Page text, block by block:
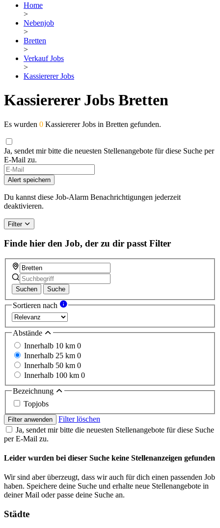
Home
>
Nebenjob
>
Bretten
>
Verkauf Jobs
>
Kassiererer Jobs
Kassiererer Jobs Bretten
Es wurden 0 Kassiererer Jobs in Bretten gefunden.
Ja, sendet mir bitte die neuesten Stellenangebote für diese Suche per
E-Mail zu.
Alert speichern
Du kannst diese Job-Alarm Benachrichtigungen jederzeit
deaktivieren.
Filter
Finde hier den Job, der zu dir passt Filter
Suchen Suche
Sortieren nach
Abstände
Innerhalb 10 km 0
Innerhalb 25 km 0
Innerhalb 50 km 0
Innerhalb 100 km 0
Bezeichnung
Topjobs
Filter anwenden
Filter löschen
Ja, sendet mir bitte die neuesten Stellenangebote für diese Suche
per E-Mail zu.
Leider wurden bei dieser Suche keine Stellenanzeigen gefunden
Wir sind aber überzeugt, dass wir auch für dich einen passenden Job
haben. Speichere deine Suche und erhalte neue Stellenangebote in
deiner Mail oder passe deine Suche an.
Städte